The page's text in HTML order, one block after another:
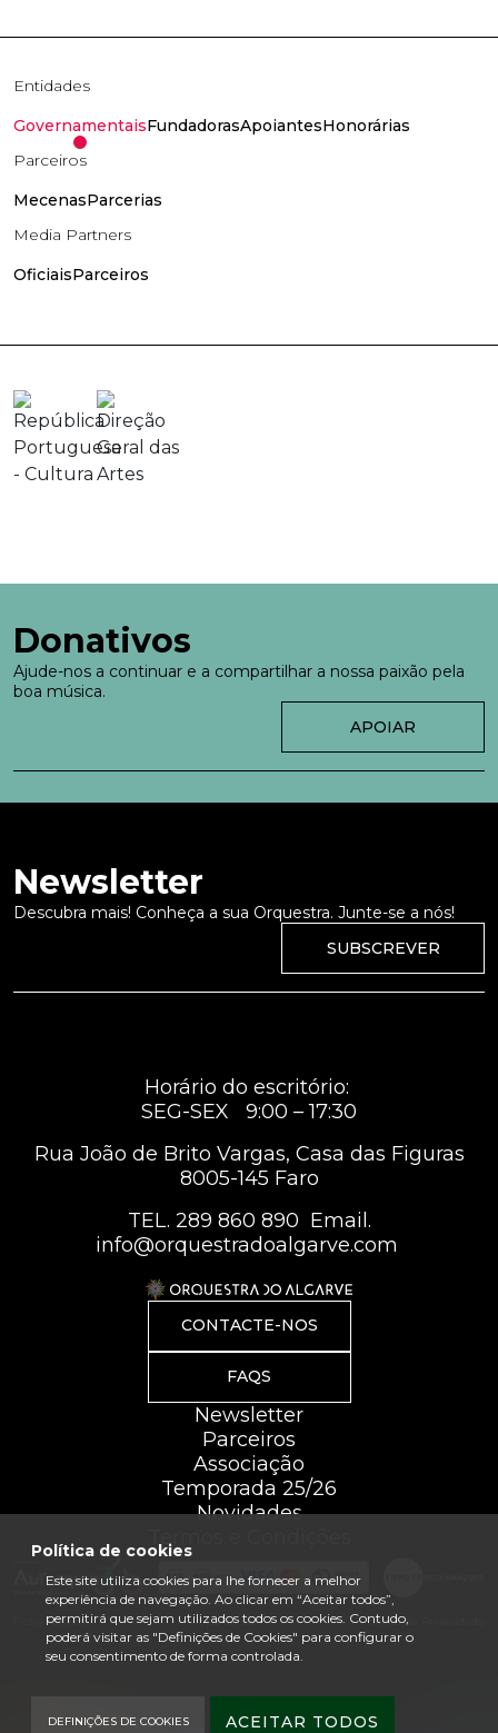
Política de cookies
Este site utiliza cookies para lhe fornecer a melhor
experiência de navegação. Ao clicar em “Aceitar todos”,
permitirá que sejam utilizados todos os cookies. Contudo,
poderá visitar as "Definições de Cookies" para configurar o
seu consentimento de forma controlada.
DEFINIÇÕES DE COOKIES ACEITAR TODOS
Entidades
GovernamentaisFundadorasApoiantesHonorárias
Parceiros
MecenasParcerias
Media Partners
OficiaisParceiros
Donativos
Ajude-nos a continuar e a compartilhar a nossa paixão pela
boa música.
APOIAR
Newsletter
Descubra mais! Conheça a sua Orquestra. Junte-se a nós!
SUBSCREVER
Horário do escritório:
SEG-SEX 9:00 – 17:30
Rua João de Brito Vargas, Casa das Figuras
8005-145 Faro
TEL. 289 860 890 Email.
info@orquestradoalgarve.com
CONTACTE-NOS
FAQS
Newsletter
Parceiros
Associação
Temporada 25/26
Novidades
Termos e Condições
Ficha Técnica Mapa do site Política de Privacidade